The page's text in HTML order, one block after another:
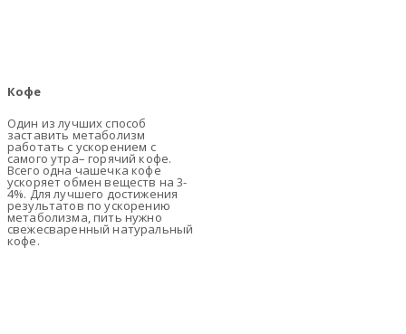
Кофе
Один из лучших способ
заставить метаболизм
работать с ускорением с
самого утра– горячий кофе.
Всего одна чашечка кофе
ускоряет обмен веществ на 3-
4%. Для лучшего достижения
результатов по ускорению
метаболизма, пить нужно
свежесваренный натуральный
кофе.